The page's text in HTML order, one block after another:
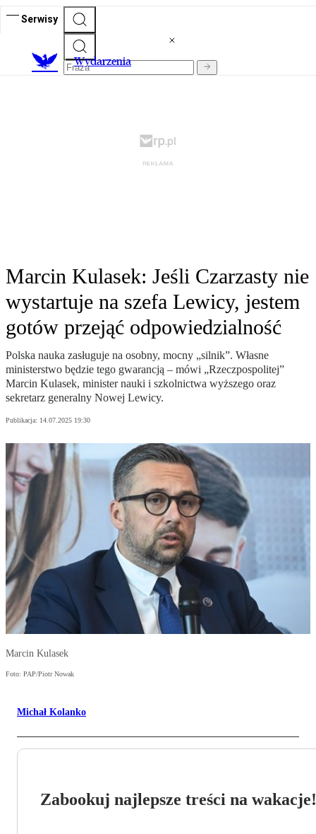
Serwisy
Wydarzenia
Marcin Kulasek: Jeśli Czarzasty nie
wystartuje na szefa Lewicy, jestem
gotów przejąć odpowiedzialność
Polska nauka zasługuje na osobny, mocny „silnik”. Własne
ministerstwo będzie tego gwarancją – mówi „Rzeczpospolitej”
Marcin Kulasek, minister nauki i szkolnictwa wyższego oraz
sekretarz generalny Nowej Lewicy.
Publikacja: 14.07.2025 19:30
Marcin Kulasek
Foto: PAP/Piotr Nowak
Michał Kolanko
Zabookuj najlepsze treści na wakacje!